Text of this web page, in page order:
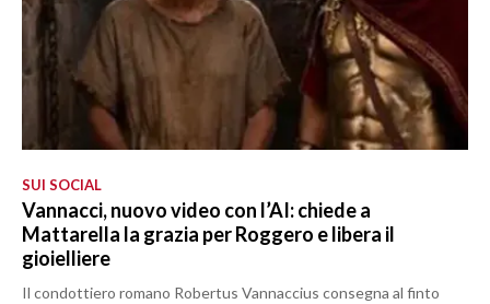
SUI SOCIAL
Vannacci, nuovo video con l’AI: chiede a
Mattarella la grazia per Roggero e libera il
gioielliere
Il condottiero romano Robertus Vannaccius consegna al finto